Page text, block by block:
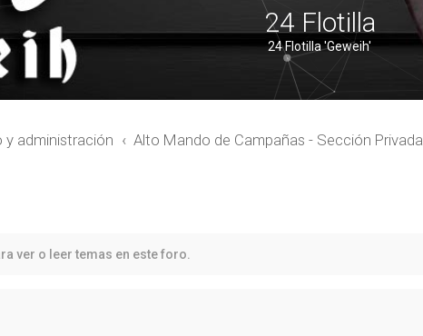
24 Flotilla
24 Flotilla 'Geweih'
y administración Alto Mando de Campañas - Sección Privada
ver o leer temas en este foro.